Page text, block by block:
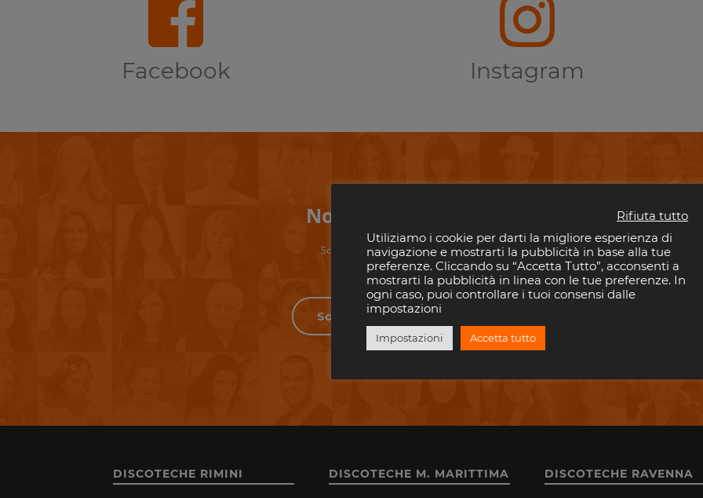
Facebook Instagram
Non perderti i tuoi eventi preferiti in
Scrivi il tuo indirizzo email per rimanere aggiornato con gli eventi nelle discoteche
È gratis!. E puoi disiscriverti quando vuoi.
Consenti a Riviera Disco di salvare la tua email.
DISCOTECHE RIMINI DISCOTECHE M. MARITTIMA DISCOTECHE RAVENNA
Rifiuta tutto
Utiliziamo i cookie per darti la migliore esperienza di
navigazione e mostrarti la pubblicità in base alla tue
preferenze. Cliccando su “Accetta Tutto”, acconsenti a
mostrarti la pubblicità in linea con le tue preferenze. In
ogni caso, puoi controllare i tuoi consensi dalle
impostazioni
Impostazioni Accetta tutto